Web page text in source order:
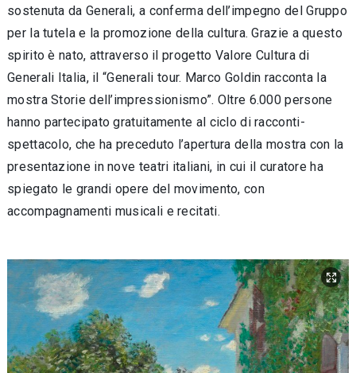
sostenuta da Generali, a conferma dell’impegno del Gruppo
per la tutela e la promozione della cultura. Grazie a questo
spirito è nato, attraverso il progetto Valore Cultura di
Generali Italia, il “Generali tour. Marco Goldin racconta la
mostra Storie dell’impressionismo”. Oltre 6.000 persone
hanno partecipato gratuitamente al ciclo di racconti-
spettacolo, che ha preceduto l’apertura della mostra con la
presentazione in nove teatri italiani, in cui il curatore ha
spiegato le grandi opere del movimento, con
accompagnamenti musicali e recitati.